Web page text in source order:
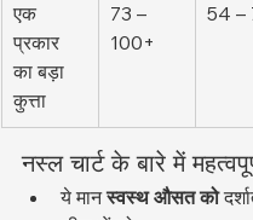
एक
प्रकार
का बड़ा
कुत्ता
73 –
100+
54 –
नस्ल चार्ट के बारे में
ये मान स्वस्थ औसत को